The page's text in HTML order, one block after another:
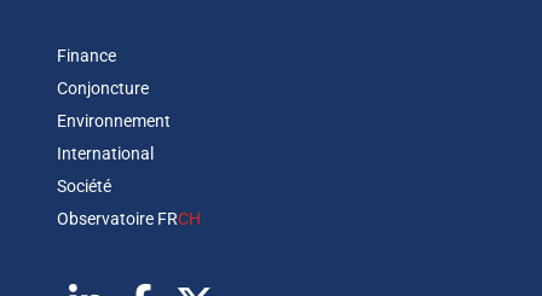
Finance
Conjoncture
Environnement
International
Société
Observatoire FRCH